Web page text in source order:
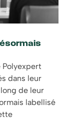
Polyexpert
dans leur
de leur
labellisé